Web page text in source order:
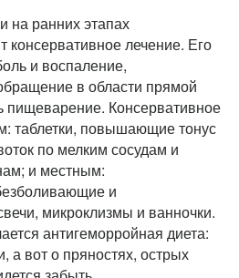
на ранних этапах
консервативное лечение. Его
и воспаление,
в области прямой
пищеварение. Консервативное
таблетки, повышающие тонус
по мелким сосудам и
и местным:
и
микроклизмы и ванночки.
антигеморройная диета:
а вот о пряностях, острых